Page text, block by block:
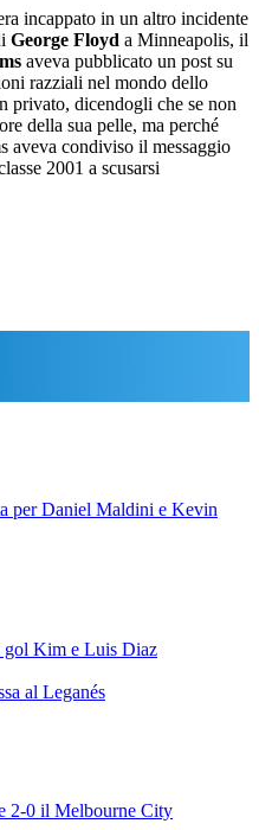
incappato in un altro incidente
George Floyd a Minneapolis, il
aveva pubblicato un post su
razziali nel mondo dello
privato, dicendogli che se non
della sua pelle, ma perché
aveva condiviso il messaggio
2001 a scusarsi
per Daniel Maldini e Kevin
Kim e Luis Diaz
al Leganés
2-0 il Melbourne City